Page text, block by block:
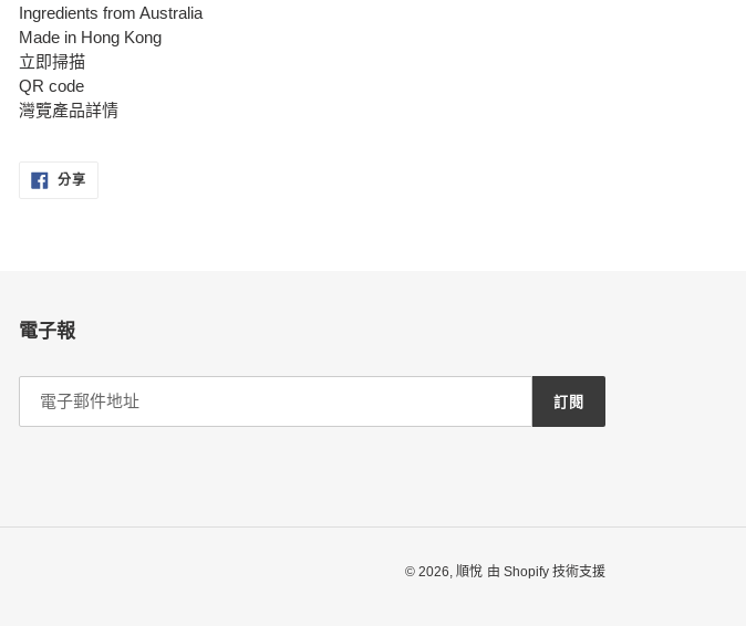
Ingredients from Australia
Made in Hong Kong
立即掃描
QR code
灣覽產品詳情
分享分
電子報
訂閱
© 2026, 順悅 由 Shopify 技術支援